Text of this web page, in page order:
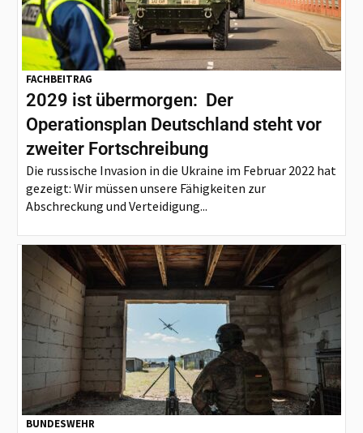
FACHBEITRAG
2029 ist übermorgen: Der
Operationsplan Deutschland steht vor
zweiter Fortschreibung
Die russische Invasion in die Ukraine im Februar 2022 hat
gezeigt: Wir müssen unsere Fähigkeiten zur
Abschreckung und Verteidigung...
BUNDESWEHR